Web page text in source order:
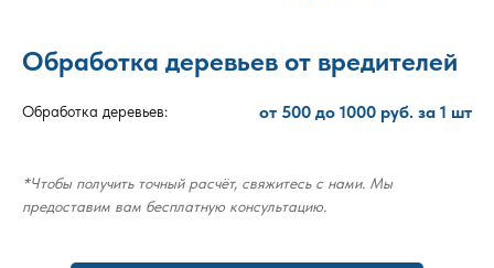
Обработка деревьев от вредителей
Обработка деревьев: от 500 до 1000 руб. за 1 шт
*Чтобы получить точный расчёт, свяжитесь с нами. Мы
предоставим вам бесплатную консультацию.